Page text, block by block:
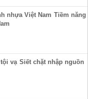
Tiềm năng
Siết chặt nhập nguồn